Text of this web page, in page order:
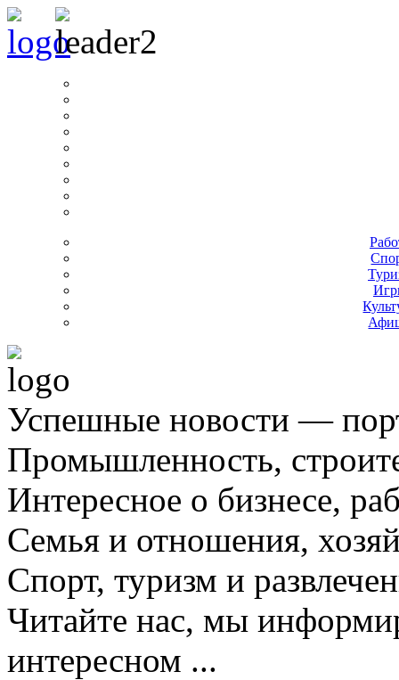
Успешные новости —
Промышленность,
Интересное о бизнесе,
Семья и отношения,
Спорт, туризм и
Читайте нас, мы
интересном ...